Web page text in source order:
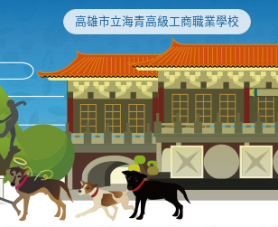
高雄市立海青高級工商職業學校